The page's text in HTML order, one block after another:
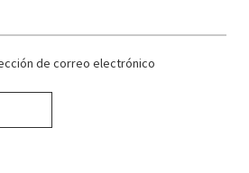
de correo electrónico